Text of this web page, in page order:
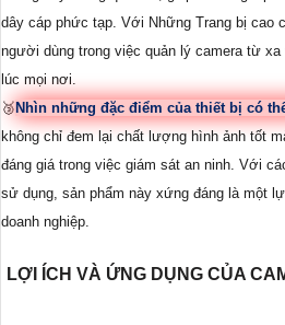
dây cáp phức tạp. Với Những Trang bị cao
người dùng trong việc quản lý camera từ xa
lúc mọi nơi.
🥉Nhìn những đặc điểm của thiết bị có
không chỉ đem lại chất lượng hình ảnh tốt
đáng giá trong việc giám sát an ninh. Với
sử dụng, sản phẩm này xứng đáng là một
doanh nghiệp.
LỢI ÍCH VÀ ỨNG DỤNG CỦA